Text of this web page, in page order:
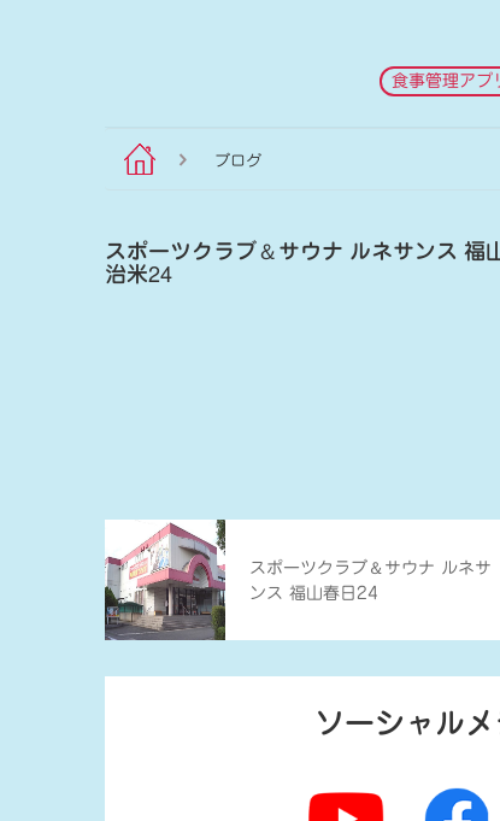
食事管理アプ
ブログ
スポーツクラブ＆サウナ ルネサンス 福
治米24
スポーツクラブ ＆ サウナ ルネサ
ンス 福山春日24
ソーシャル